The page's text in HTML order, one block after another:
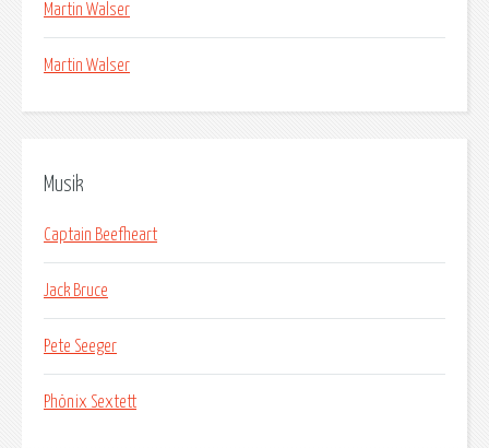
Martin Walser
Martin Walser
Musik
Captain Beefheart
Jack Bruce
Pete Seeger
Phönix Sextett